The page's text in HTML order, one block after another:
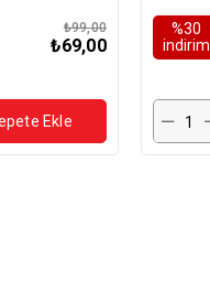
₺69,00
₺99,00
Ekle
%30
i̇ndirim